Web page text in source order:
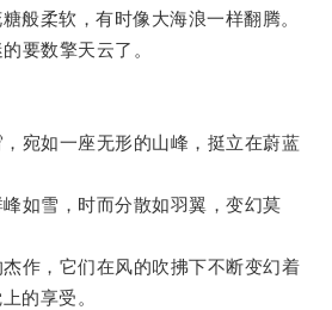
般柔软，有时像大海浪一样翻腾。
数擎天云了。
如一座无形的山峰，挺立在蔚蓝
雪，时而分散如羽翼，变幻莫
，它们在风的吹拂下不断变幻着
的享受。